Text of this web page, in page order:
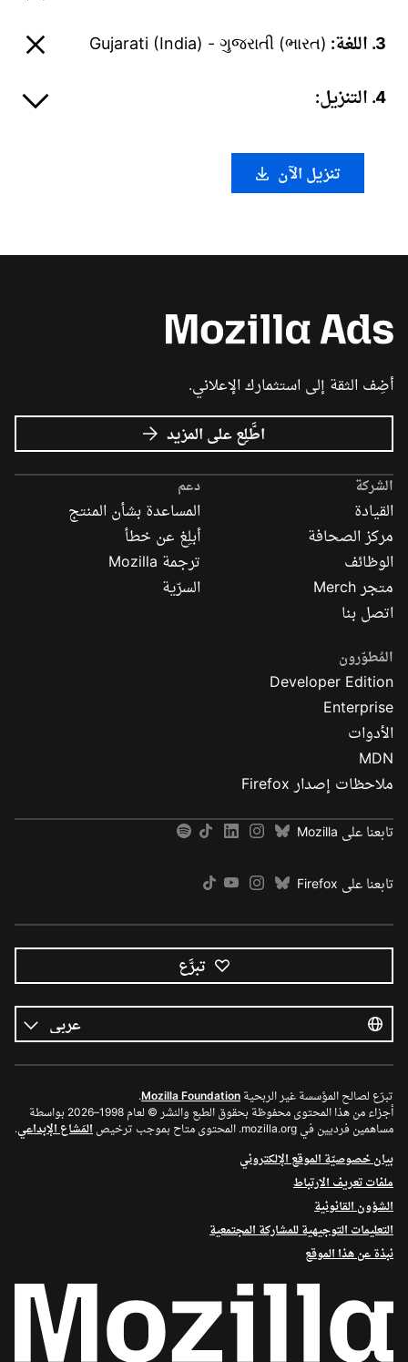
3. اللغة: Gujarati (India) - ગુજરાતી (ભારત)
4. التنزيل:
تنزيل الآن
أضِف الثقة إلى استثمارك الإعلاني.
اطَّلِع على المزيد عن
إعلانات
Mozilla
الشركة
القيادة
مركز الصحافة
الوظائف
متجر Merch
اتصل بنا
دعم
المساعدة بشأن المنتج
أبلِغ عن خطأ
ترجمة Mozilla
السرّية
المُطوّرون
Developer Edition
Enterprise
الأدوات
MDN
ملاحظات إصدار Firefox
تابعنا على Mozilla
تابعنا على Firefox
تبرَّع
اللغات
اللغة
تبرّع لصالح المؤسسة غير الربحية Mozilla Foundation
.
أجزاء من هذا المحتوى محفوظة بحقوق الطبع والنشر © لعام 1998–2026 بواسطة
مساهمين فرديين في mozilla.org. المحتوى متاح بموجب ترخيص
المَشاع الإبداعي.
بيان خصوصيّة الموقع الإلكتروني
ملفات تعريف الارتباط
الشؤون القانونية
التعليمات التوجيهية للمشاركة المجتمعية
نبذة عن هذا الموقع